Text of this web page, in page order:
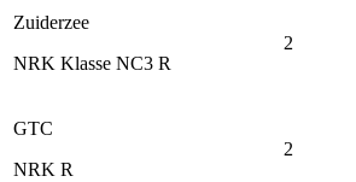
Zuiderzee
NRK Klasse NC3 R
2
GTC
NRK R
2